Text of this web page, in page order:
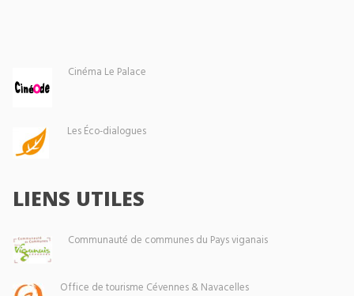
Cinéma Le Palace
Les Éco-dialogues
LIENS UTILES
Communauté de communes du Pays viganais
Office de tourisme Cévennes & Navacelles